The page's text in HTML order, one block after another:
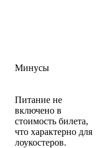
Минусы
Питание не
включено в
стоимость билета,
что характерно для
лоукостеров.